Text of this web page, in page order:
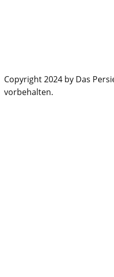
Copyright 2024 by Das
vorbehalten.